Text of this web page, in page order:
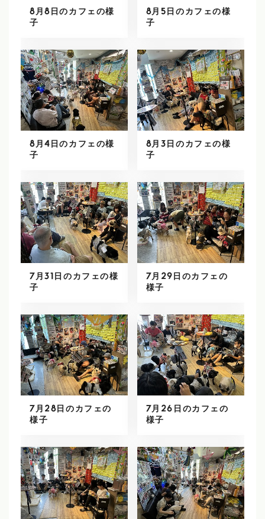
8月8日のカフェの様
子
8月5日のカフェの様
子
8月4日のカフェの様
子
8月3日のカフェの様
子
7月31日のカフェの様
子
7月29日のカフェの
様子
7月28日のカフェの
様子
7月26日のカフェの
様子